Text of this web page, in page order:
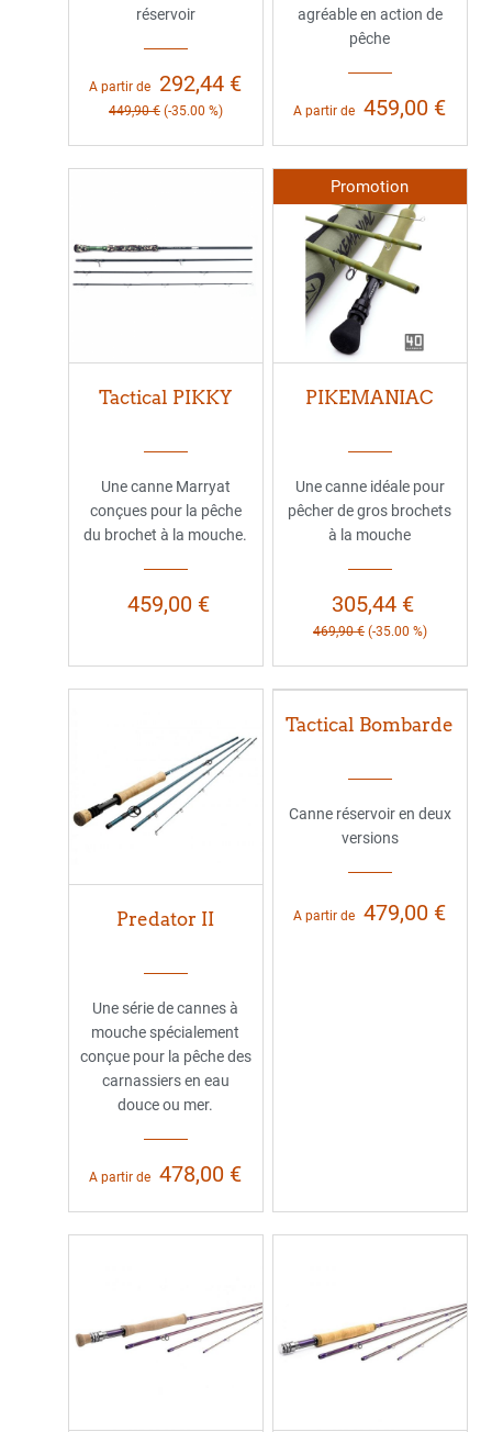
réservoir
A partir de 292,44 €
449,90 € (-35.00 %)
agréable en action de
pêche
A partir de 459,00 €
Tactical PIKKY
Une canne Marryat
conçues pour la pêche
du brochet à la mouche.
459,00 €
Promotion
PIKEMANIAC
Une canne idéale pour
pêcher de gros brochets
à la mouche
305,44 €
469,90 € (-35.00 %)
Predator II
Une série de cannes à
mouche spécialement
conçue pour la pêche des
carnassiers en eau
douce ou mer.
A partir de 478,00 €
Tactical Bombarde
Canne réservoir en deux
versions
A partir de 479,00 €